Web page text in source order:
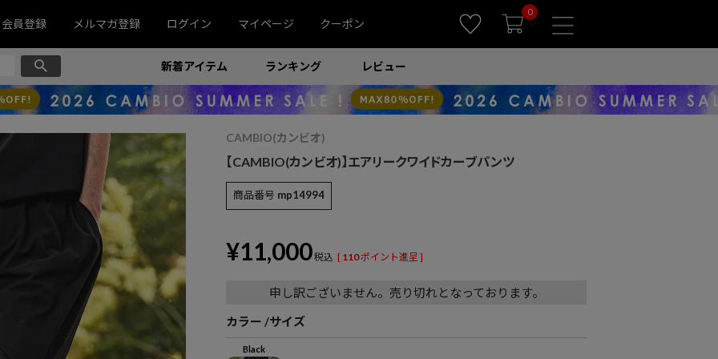
会員登録 メルマガ登録 ログイン マイページ クーポン
0
新着アイテム ランキング レビュー
CAMBIO(カンビオ)
【CAMBIO(カンビオ)】エアリークワイドカーブパンツ
商品番号 mp14994
¥11,000税込 [ 110ポイント進呈 ]
申し訳ございません。売り切れとなっております。
カラー
サイズ
Black